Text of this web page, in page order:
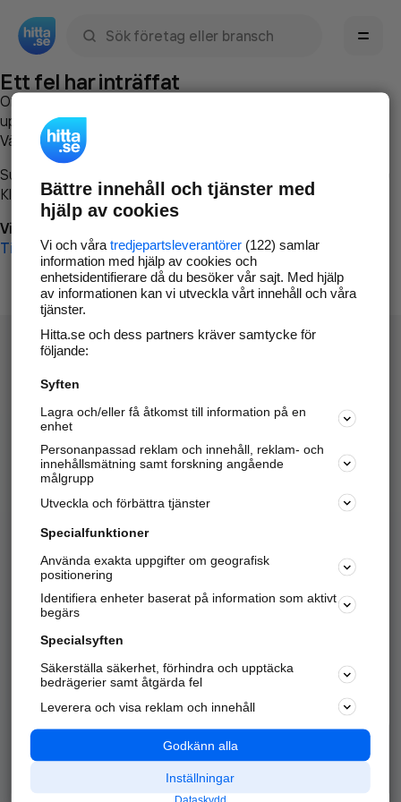
Ett fel har inträffat
Om du vill kan du
uppstod så att vi lättare och snabbare kan avhjälpa det.
Vänligen försök med följande:
Surfa till
Klicka påTillbaka-knappen i webbläsaren och försök igen
Vi beklagar besväret!
Till startsidan
Hitta.se - Gratis nummerupplysning.
Sök företag, personer och platser.
Hitta telefonnummer, adresser, företagsinfo mm.
Marknadsför företaget
Kom igång och annonsera mot
samarbetspartners nära dig.
Alla kategorier
Populära sökningar
API & Kartor
Annonsera
Integritet
Nödnummer
Bättre innehåll och tjänster med
hjälp av cookies
Vi och våra tredjepartsleverantörer(122) samlar
information med hjälp av cookies och
enhetsidentifierare då du besöker vår sajt. Med hjälp
av informationen kan vi utveckla vårt innehåll och våra
tjänster.
Hitta.se och dess partners kräver samtycke för
följande:
Syften
Lagra och/eller få åtkomst till information på en
enhet
Personanpassad reklam och innehåll, reklam- och
innehållsmätning samt forskning angående
målgrupp
Utveckla och förbättra tjänster
Specialfunktioner
Använda exakta uppgifter om geografisk
positionering
Identifiera enheter baserat på information som aktivt
begärs
Specialsyften
Säkerställa säkerhet, förhindra och upptäcka
bedrägerier samt åtgärda fel
Leverera och visa reklam och innehåll
Godkänn alla
Inställningar
Dataskydd